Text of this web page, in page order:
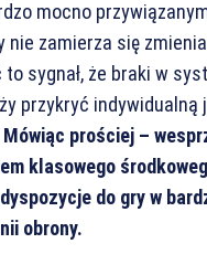
mocno
nie zamierza się
to sygnał, że braki w
przykryć indywidualną
Mówiąc prościej –
klasowego
do gry w
obrony.